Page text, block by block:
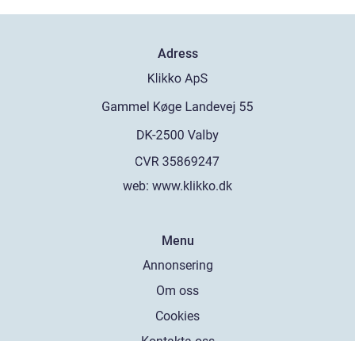
Adress
web: www.klikko.dk
Menu
Annonsering
Om oss
Cookies